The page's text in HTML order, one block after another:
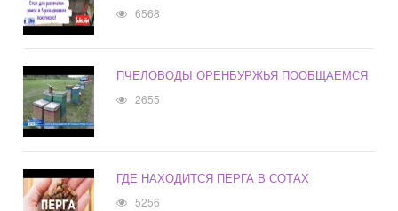
6568
ПЧЕЛОВОДЫ ОРЕНБУРЖЬЯ ПООБЩАЕМСЯ
2655
ГДЕ НАХОДИТСЯ ПЕРГА В СОТАХ
5256